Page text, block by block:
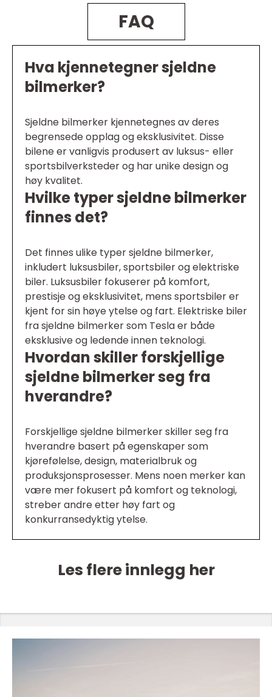
FAQ
Hva kjennetegner sjeldne
bilmerker?
Sjeldne bilmerker kjennetegnes av deres
begrensede opplag og eksklusivitet. Disse
bilene er vanligvis produsert av luksus- eller
sportsbilverksteder og har unike design og
høy kvalitet.
Hvilke typer sjeldne bilmerker
finnes det?
Det finnes ulike typer sjeldne bilmerker,
inkludert luksusbiler, sportsbiler og elektriske
biler. Luksusbiler fokuserer på komfort,
prestisje og eksklusivitet, mens sportsbiler er
kjent for sin høye ytelse og fart. Elektriske biler
fra sjeldne bilmerker som Tesla er både
eksklusive og ledende innen teknologi.
Hvordan skiller forskjellige
sjeldne bilmerker seg fra
hverandre?
Forskjellige sjeldne bilmerker skiller seg fra
hverandre basert på egenskaper som
kjørefølelse, design, materialbruk og
produksjonsprosesser. Mens noen merker kan
være mer fokusert på komfort og teknologi,
streber andre etter høy fart og
konkurransedyktig ytelse.
Les flere innlegg her